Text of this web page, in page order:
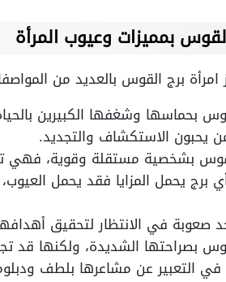
بمميزات وعيوب المرأة
برج القوس بالعديد من
بحماسها وشغفها الكبيرين
يحبون الاستكشاف والتجديد.
بشخصية مستقلة وقوية، فهي
برج يحمل المزايا فقد يحمل
صعوبة في الانتظار لتحقيق
بصراحتها الشديدة، ولكنها قد
التعبير عن مشاعرها بلطف